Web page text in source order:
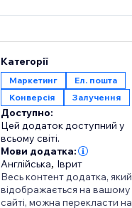
Категорії
Маркетинг
Ел. пошта
Конверсія
Залучення
Доступно:
Цей додаток доступний у
всьому світі.
Мови додатка:
Англійська, Іврит
Весь контент додатка, який
відображається на вашому
сайті, можна перекласти на